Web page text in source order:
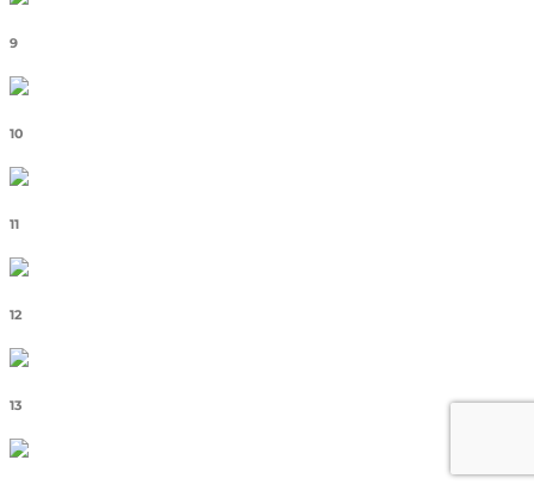
9
10
11
12
13